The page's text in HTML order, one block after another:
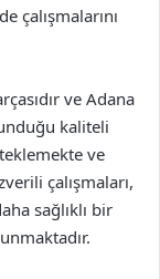
çalışmalarını
ve Adana
kaliteli
ve
çalışmaları,
sağlıklı bir